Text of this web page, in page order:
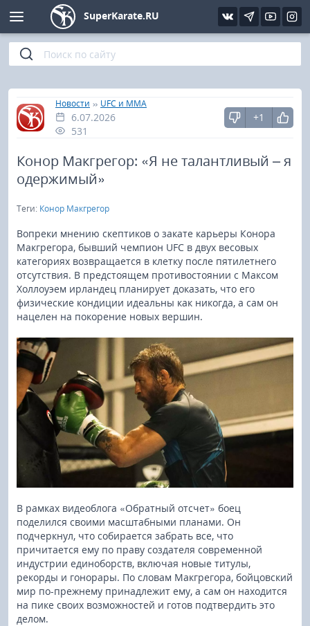
SuperKarate.RU
Главная
»
Новости » UFC и MMA
6.07.2026
531
+1
Конор Макгрегор: «Я не талантливый – я
одержимый»
Теги: Конор Макгрегор
Вопреки мнению скептиков о закате карьеры Конора
Макгрегора, бывший чемпион UFC в двух весовых
категориях возвращается в клетку после пятилетнего
отсутствия. В предстоящем противостоянии с Максом
Холлоуэем ирландец планирует доказать, что его
физические кондиции идеальны как никогда, а сам он
нацелен на покорение новых вершин.
В рамках видеоблога «Обратный отсчет» боец
поделился своими масштабными планами. Он
подчеркнул, что собирается забрать все, что
причитается ему по праву создателя современной
индустрии единоборств, включая новые титулы,
рекорды и гонорары. По словам Макгрегора, бойцовский
мир по-прежнему принадлежит ему, а сам он находится
на пике своих возможностей и готов подтвердить это
делом.
Киокушинкай
Кёкусин (IFK)
Шинкиокушинкай
Кекусин-кан
Бокс
UFC и MMA
Муай тай
Фото
Видео
Интервью
Статьи
Уроки каратэ
Файлы
Библиотека